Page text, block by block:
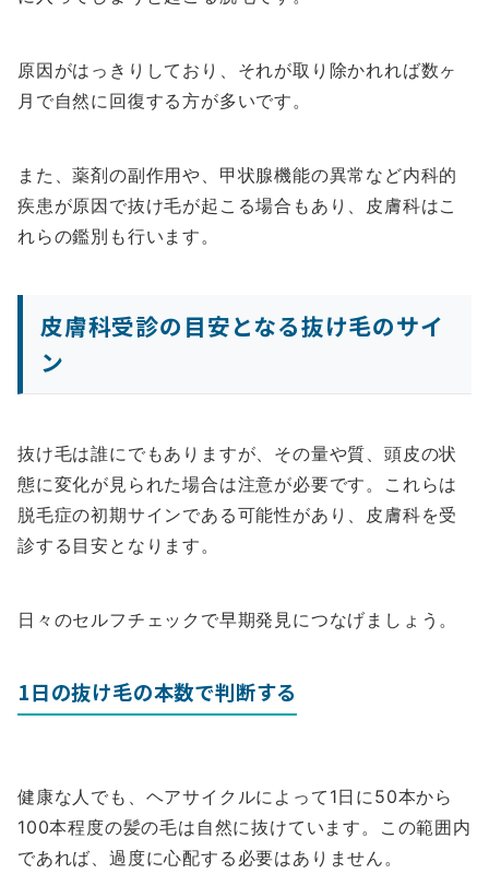
原因がはっきりしており、それが取り除かれれば数ヶ
月で自然に回復する方が多いです。
また、薬剤の副作用や、甲状腺機能の異常など内科的
疾患が原因で抜け毛が起こる場合もあり、皮膚科はこ
れらの鑑別も行います。
皮膚科受診の目安となる抜け毛のサイ
ン
抜け毛は誰にでもありますが、その量や質、頭皮の状
態に変化が見られた場合は注意が必要です。これらは
脱毛症の初期サインである可能性があり、皮膚科を受
診する目安となります。
日々のセルフチェックで早期発見につなげましょう。
1日の抜け毛の本数で判断する
健康な人でも、ヘアサイクルによって1日に50本から
100本程度の髪の毛は自然に抜けています。この範囲内
であれば、過度に心配する必要はありません。